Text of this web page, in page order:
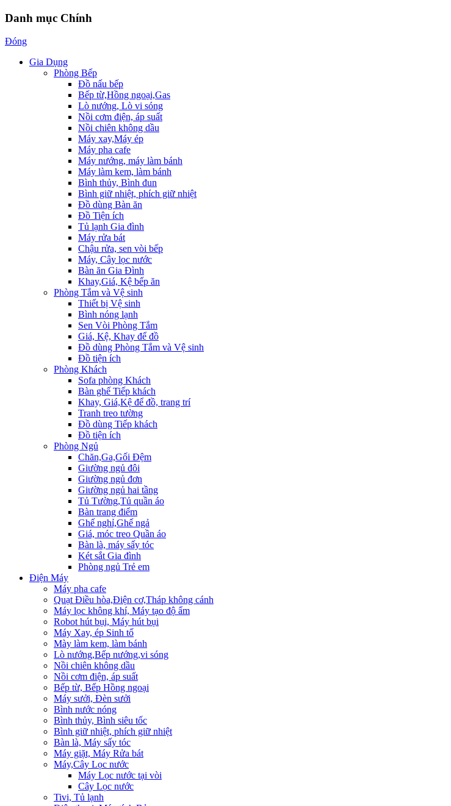
Danh mục Chính
Đóng
Gia Dụng
Phòng Bếp
Đồ nấu bếp
Bếp từ,Hồng ngoại,Gas
Lò nướng, Lò vi sóng
Nồi cơm điện, áp suất
Nồi chiên không dầu
Máy xay,Máy ép
Máy pha cafe
Máy nướng, máy làm bánh
Máy làm kem, làm bánh
Bình thủy, Bình đun
Bình giữ nhiệt, phích giữ nhiệt
Đồ dùng Bàn ăn
Đồ Tiện ích
Tủ lạnh Gia đình
Máy rửa bát
Chậu rửa, sen vòi bếp
Máy, Cây lọc nước
Bàn ăn Gia Đình
Khay,Giá, Kệ bếp ăn
Phòng Tắm và Vệ sinh
Thiết bị Vệ sinh
Bình nóng lạnh
Sen Vòi Phòng Tắm
Giá, Kệ, Khay để đồ
Đồ dùng Phòng Tắm và Vệ sinh
Đồ tiện ích
Phòng Khách
Sofa phòng Khách
Bàn ghế Tiếp khách
Khay, Giá,Kệ để đồ, trang trí
Tranh treo tường
Đồ dùng Tiếp khách
Đồ tiện ích
Phòng Ngủ
Chăn,Ga,Gối Đệm
Giường ngủ đôi
Giường ngủ đơn
Giường ngủ hai tầng
Tủ Tường,Tủ quần áo
Bàn trang điểm
Ghế nghỉ,Ghế ngả
Giá, móc treo Quần áo
Bàn là, máy sấy tóc
Két sắt Gia đình
Phòng ngủ Trẻ em
Điện Máy
Máy pha cafe
Quạt Điều hòa,Điện cơ,Tháp không cánh
Máy lọc không khí, Máy tạo độ ẩm
Robot hút bụi, Máy hút bụi
Máy Xay, ép Sinh tố
Mày làm kem, làm bánh
Lò nướng,Bếp nướng,vi sóng
Nồi chiên không dầu
Nồi cơm điện, áp suất
Bếp từ, Bếp Hồng ngoại
Máy sưởi, Đèn sưởi
Bình nước nóng
Bình thủy, Bình siêu tốc
Bình giữ nhiệt, phích giữ nhiệt
Bàn là, Máy sấy tóc
Máy giặt, Máy Rửa bát
Máy,Cây Lọc nước
Máy Lọc nước tại vòi
Cây Lọc nước
Tivi, Tủ lạnh